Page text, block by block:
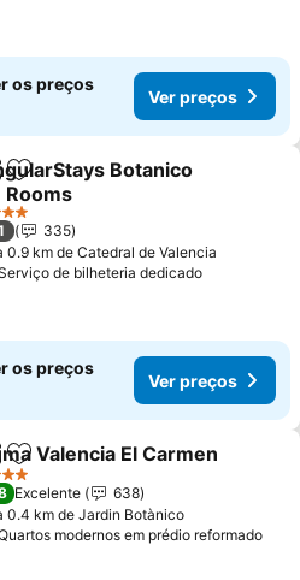
os preços
Ver preços
Adicionar aos favoritos
Botanico
Rooms
335
0.9 km de Catedral de Valencia
de bilheteria dedicado
os preços
Ver preços
Adicionar aos favoritos
Valencia El Carmen
Excelente
638
0.4 km de Jardin Botànico
modernos em prédio reformado